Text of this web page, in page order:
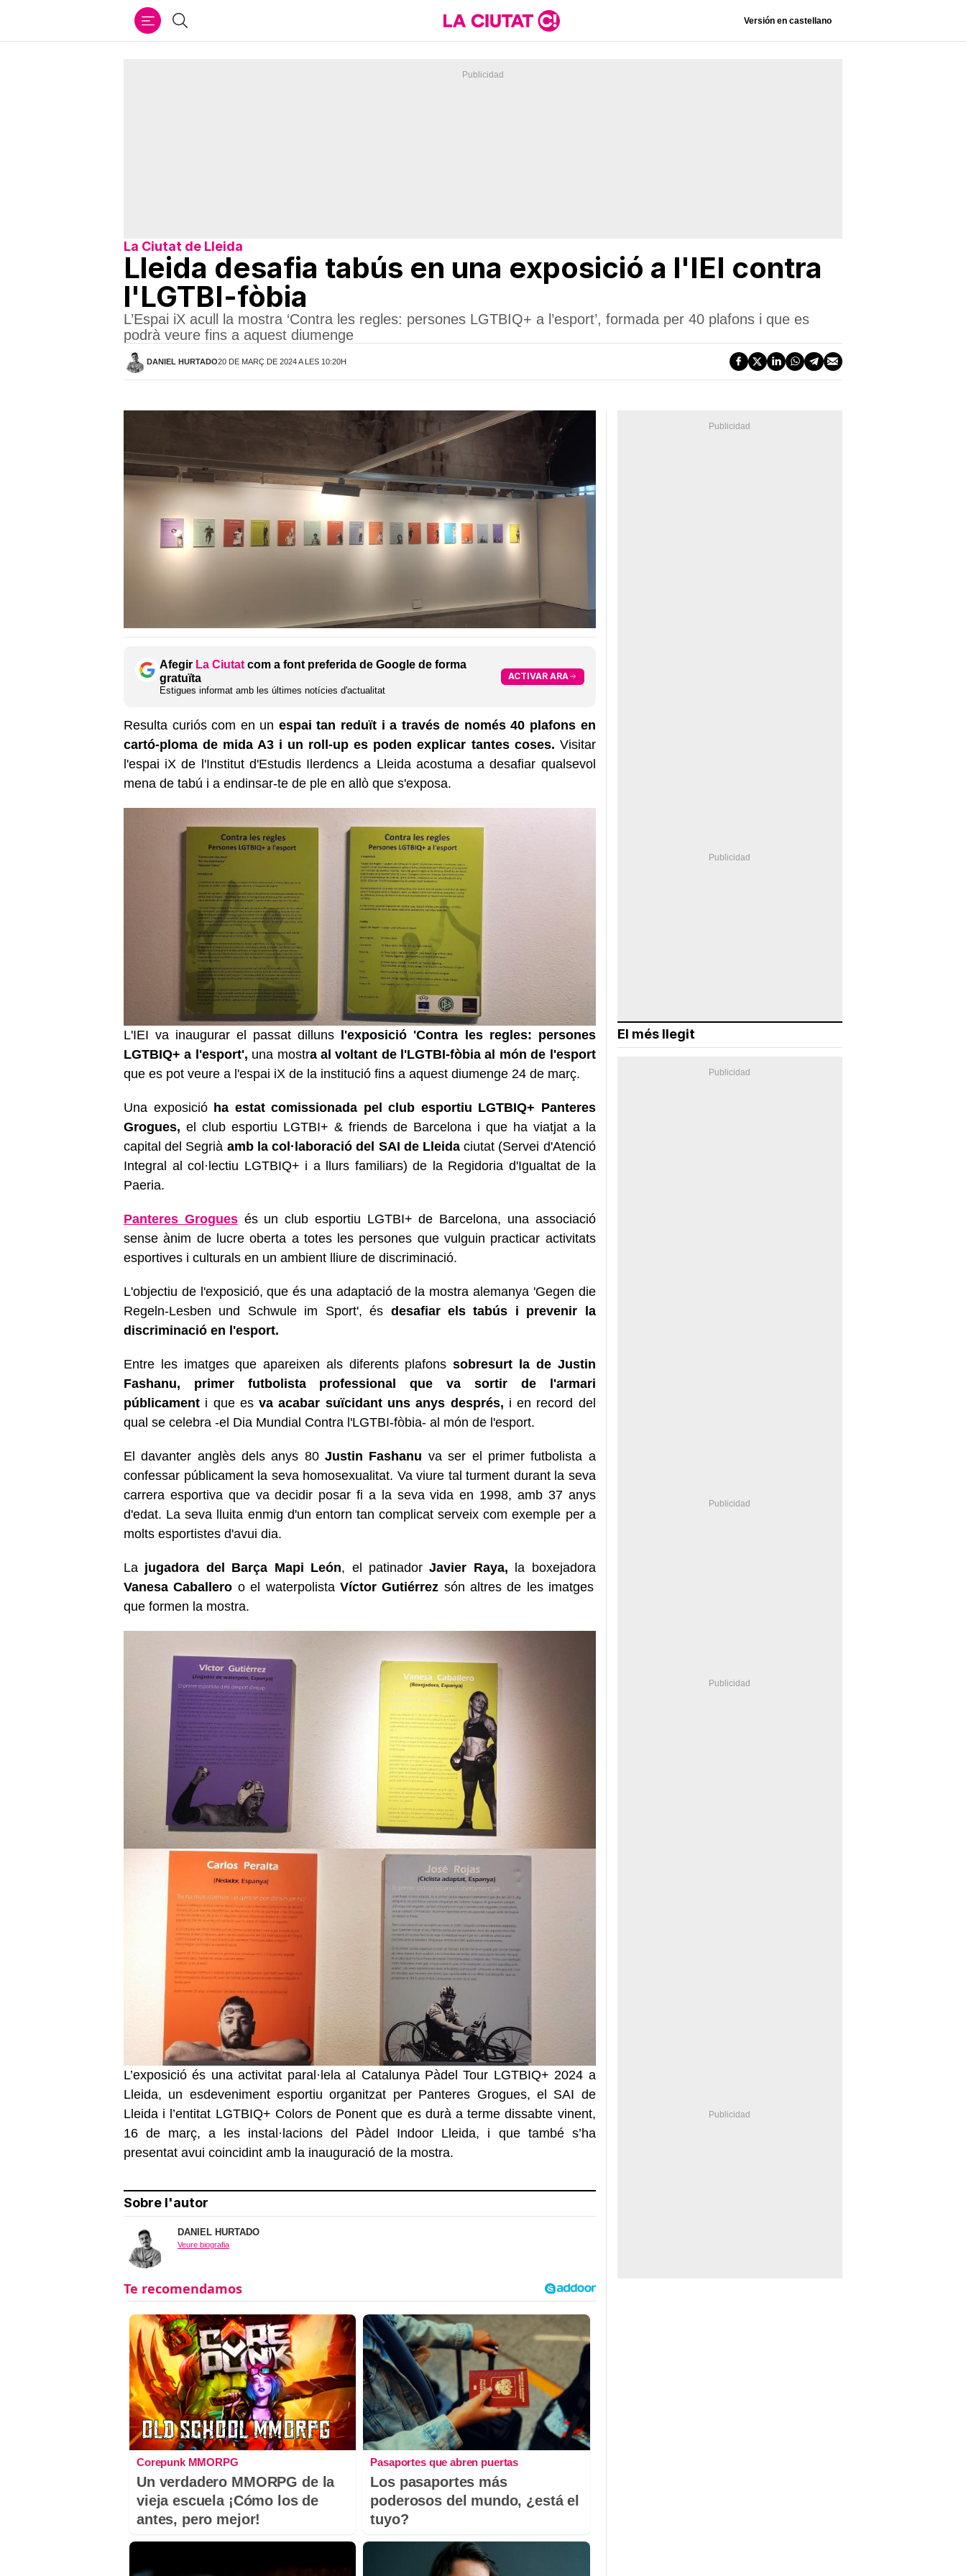
Cercar Versión en castellano
La Ciutat de Lleida
Lleida desafia tabús en una exposició a l'IEI contra
l'LGTBI-fòbia
L’Espai iX acull la mostra ‘Contra les regles: persones LGTBIQ+ a l’esport’, formada per 40 plafons i que es
podrà veure fins a aquest diumenge
DANIEL HURTADO20 DE MARÇ DE 2024 A LES 10:20H
Afegir La Ciutat com a font preferida de Google de forma
gratuïta
Estigues informat amb les últimes notícies d'actualitat
ACTIVAR ARA
Resulta curiós com en un espai tan reduït i a través de només 40 plafons en
cartó-ploma de mida A3 i un roll-up es poden explicar tantes coses. Visitar
l'espai iX de l'Institut d'Estudis Ilerdencs a Lleida acostuma a desafiar qualsevol
mena de tabú i a endinsar-te de ple en allò que s'exposa.
L'IEI va inaugurar el passat dilluns l'exposició 'Contra les regles: persones
LGTBIQ+ a l'esport', una mostra al voltant de l'LGTBI-fòbia al món de l'esport
que es pot veure a l'espai iX de la institució fins a aquest diumenge 24 de març.
Una exposició ha estat comissionada pel club esportiu LGTBIQ+ Panteres
Grogues, el club esportiu LGTBI+ & friends de Barcelona i que ha viatjat a la
capital del Segrià amb la col·laboració del SAI de Lleidaciutat (Servei d'Atenció
Integral al col·lectiu LGTBIQ+ i a llurs familiars) de la Regidoria d'Igualtat de la
Paeria.
Panteres Groguesés un club esportiu LGTBI+ de Barcelona, una associació
sense ànim de lucre oberta a totes les persones que vulguin practicar activitats
esportives i culturals en un ambient lliure de discriminació.
L'objectiu de l'exposició, que és una adaptació de la mostra alemanya 'Gegen die
Regeln-Lesben und Schwule im Sport', és desafiar els tabús i prevenir la
discriminació en l'esport.
Entre les imatges que apareixen als diferents plafons sobresurt la de Justin
Fashanu,
primer futbolista professional que va sortir de l'armari
públicament i que esva acabar suïcidant uns anys després, i en record del
qual se celebra -el Dia Mundial Contra l'LGTBI-fòbia- al món de l'esport.
El davanter anglès dels anys 80Justin Fashanu va ser el primer futbolista a
confessar públicament la seva homosexualitat. Va viure tal turment durant la seva
carrera esportiva que va decidir posar fi a la seva vida en 1998, amb 37 anys
d'edat. La seva lluita enmig d'un entorn tan complicat serveix com exemple per a
molts esportistes d'avui dia.
La jugadora del Barça Mapi León, el patinadorJavier Raya, la boxejadora
Vanesa Caballero o el waterpolista Víctor Gutiérrez són altres de les imatges
que formen la mostra.
L’exposició és una activitat paral·lela al Catalunya Pàdel Tour LGTBIQ+ 2024 a
Lleida, un esdeveniment esportiu organitzat per Panteres Grogues, el SAI de
Lleida i l’entitat LGTBIQ+ Colors de Ponent que es durà a terme dissabte vinent,
16 de març, a les instal·lacions del Pàdel Indoor Lleida, i que també s’ha
presentat avui coincidint amb la inauguració de la mostra.
Sobre l'autor
DANIEL HURTADO
Veure biografia
Corepunk MMORPG
Un verdadero MMORPG de la
vieja escuela ¡Cómo los de
antes, pero mejor!
Pasaportes que abren puertas
Los pasaportes más
poderosos del mundo, ¿está el
tuyo?
El més llegit